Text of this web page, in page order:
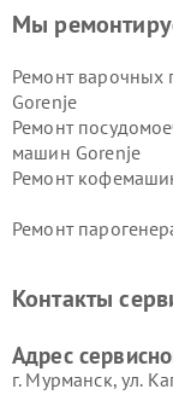
Мы
Ремонт варочных
Gorenje
Ремонт
машин Gorenje
Ремонт
Ремонт
Контакты
Адрес
г. Мурманск, ул.